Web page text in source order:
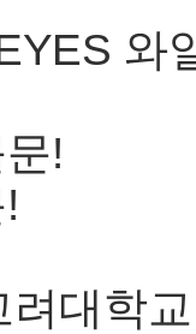
와
!
대학